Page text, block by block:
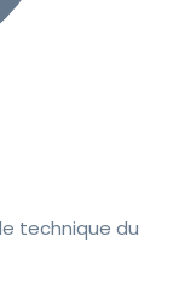
technique du